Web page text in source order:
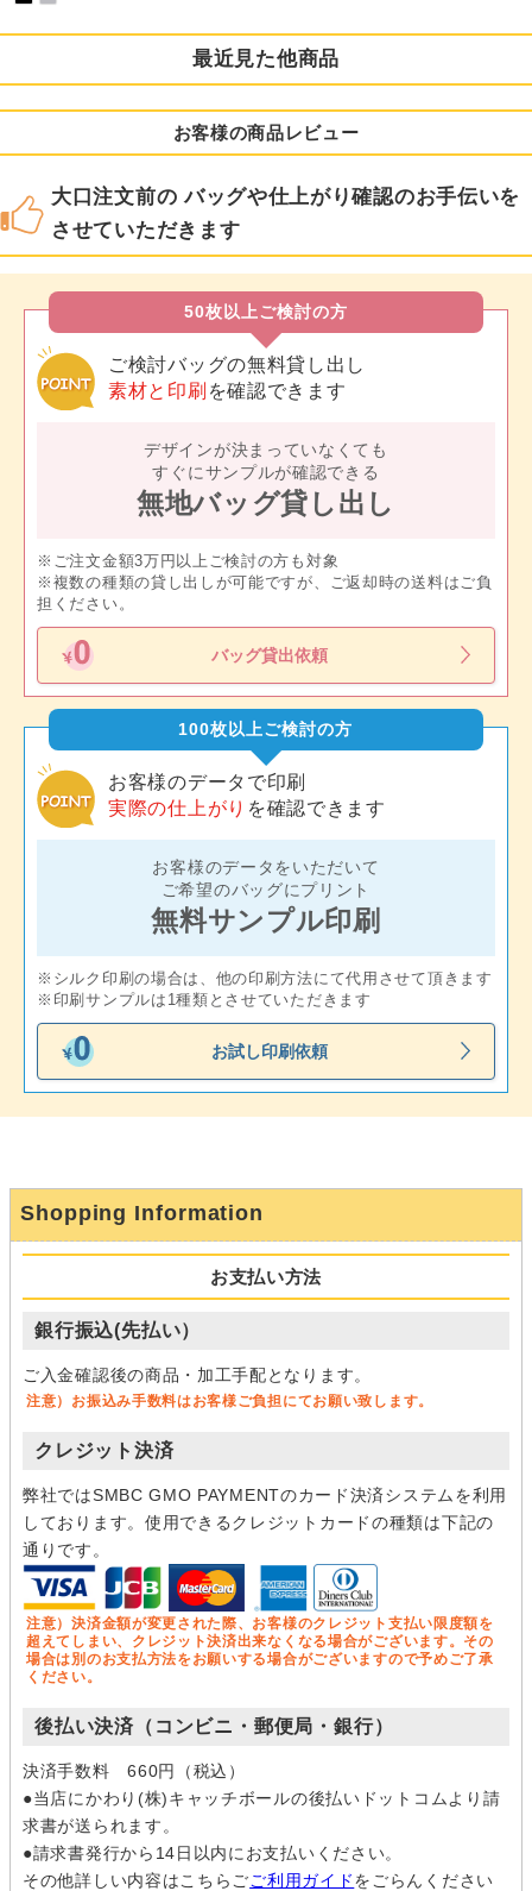
最近見た他商品
お客様の商品レビュー
大口注文前の バッグや仕上がり確認のお手伝いを
させていただきます
50枚以上ご検討の方
ご検討バッグの無料貸し出し
素材と印刷 を確認できます
デザインが決まっていなくても
すぐにサンプルが確認できる
無地バッグ貸し出し
※ご注文金額3万円以上ご検討の方も対象
※複数の種類の貸し出しが可能ですが、ご返却時の送料はご負
担ください。
バッグ貸出依頼
100枚以上ご検討の方
お客様のデータで印刷
実際の仕上がり を確認できます
お客様のデータをいただいて
ご希望のバッグにプリント
無料サンプル印刷
※シルク印刷の場合は、他の印刷方法にて代用させて頂きます
※印刷サンプルは1種類とさせていただきます
お試し印刷依頼
Shopping Information
お支払い方法
銀行振込(先払い）
ご入金確認後の商品・加工手配となります。
注意）お振込み手数料はお客様ご負担にてお願い致します。
クレジット決済
弊社ではSMBC GMO PAYMENTのカード決済システムを利用
しております。使用できるクレジットカードの種類は下記の
通りです。
注意）決済金額が変更された際、お客様のクレジット支払い限度額を
超えてしまい、クレジット決済出来なくなる場合がございます。その
場合は別のお支払方法をお願いする場合がございますので予めご了承
ください。
後払い決済（コンビニ・郵便局・銀行）
決済手数料 660円（税込）
●当店にかわり(株)キャッチボールの後払いドットコムより請
求書が送られます。
●請求書発行から14日以内にお支払いください。
その他詳しい内容はこちらごご利用ガイドをごらんください